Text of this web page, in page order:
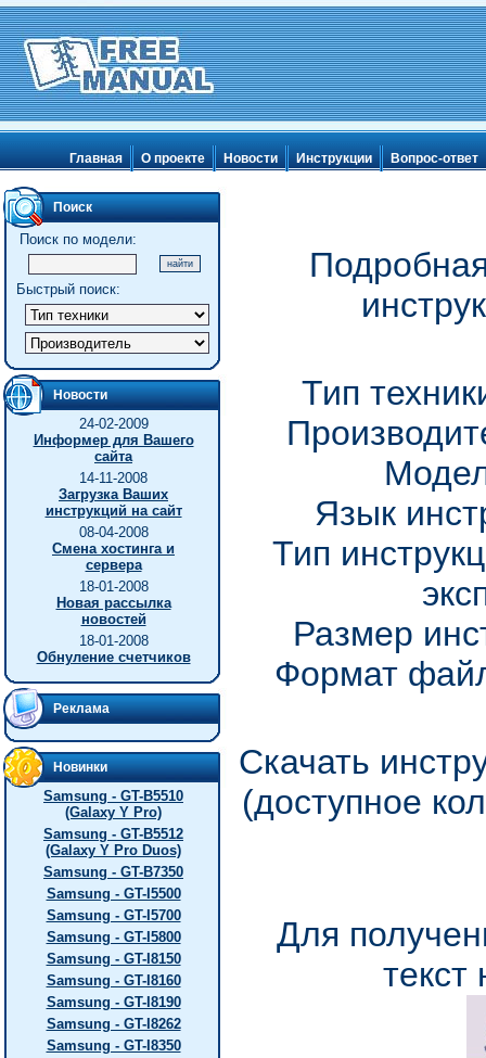
Главная О проекте Новости Инструкции Вопрос-ответ
Поиск
Поиск по модели:
Быстрый поиск:
Новости
24-02-2009
Информер для Вашего
сайта
14-11-2008
Загрузка Ваших
инструкций на сайт
08-04-2008
Смена хостинга и
сервера
18-01-2008
Новая рассылка
новостей
18-01-2008
Обнуление счетчиков
Реклама
Новинки
Samsung - GT-B5510
(Galaxy Y Pro)
Samsung - GT-B5512
(Galaxy Y Pro Duos)
Samsung - GT-B7350
Samsung - GT-I5500
Samsung - GT-I5700
Samsung - GT-I5800
Samsung - GT-I8150
Samsung - GT-I8160
Samsung - GT-I8190
Samsung - GT-I8262
Samsung - GT-I8350
Тип
Язык
Тип
Размер
Формат
Скачать
(доступное
Для
текст